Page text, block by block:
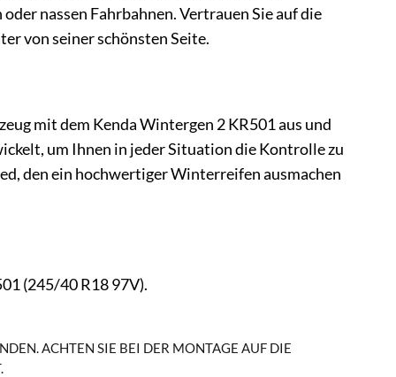
nassen Fahrbahnen. Vertrauen Sie auf die
von seiner schönsten Seite.
mit dem Kenda Wintergen 2 KR501 aus und
um Ihnen in jeder Situation die Kontrolle zu
den ein hochwertiger Winterreifen ausmachen
(245/40 R18 97V).
ACHTEN SIE BEI DER MONTAGE AUF DIE